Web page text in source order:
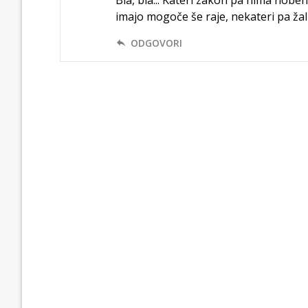
imajo mogoče še raje, nekateri pa žal
ODGOVORI